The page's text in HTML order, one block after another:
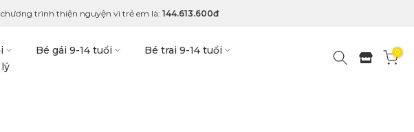
trình thiện nguyện vì trẻ em là: 144.613.600đ
Bé gái 9-14 tuổi
Bé trai 9-14 tuổi
0